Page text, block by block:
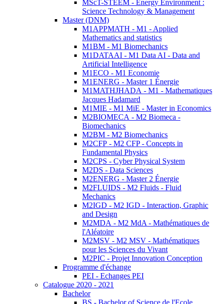
MScT-STEEM - Energy Environment :
Science Technology & Management
Master (DNM)
M1APPMATH - M1 - Applied
Mathematics and statistics
M1BM - M1 Biomechanics
M1DATAAI - M1 Data AI - Data and
Artificial Intelligence
M1ECO - M1 Economie
M1ENERG - Master 1 Énergie
M1MATHJHADA - M1 - Mathematiques
Jacques Hadamard
M1MIE - M1 MiE - Master in Economics
M2BIOMECA - M2 Biomeca -
Biomechanics
M2BM - M2 Biomechanics
M2CFP - M2 CFP - Concepts in
Fundamental Physics
M2CPS - Cyber Physical System
M2DS - Data Sciences
M2ENERG - Master 2 Énergie
M2FLUIDS - M2 Fluids - Fluid
Mechanics
M2IGD - M2 IGD - Interaction, Graphic
and Design
M2MDA - M2 MdA - Mathématiques de
l'Aléatoire
M2MSV - M2 MSV - Mathématiques
pour les Sciences du Vivant
M2PIC - Projet Innovation Conception
Programme d'échange
PEI - Echanges PEI
Catalogue 2020 - 2021
Bachelor
BS - Bachelor of Science de l'Ecole